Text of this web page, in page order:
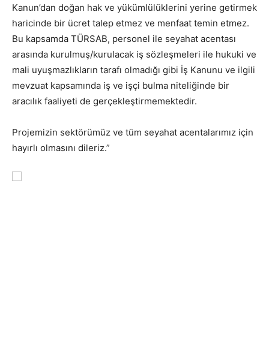
Kanun’dan doğan hak ve yükümlülüklerini yerine getirmek
haricinde bir ücret talep etmez ve menfaat temin etmez.
Bu kapsamda TÜRSAB, personel ile seyahat acentası
arasında kurulmuş/kurulacak iş sözleşmeleri ile hukuki ve
mali uyuşmazlıkların tarafı olmadığı gibi İş Kanunu ve ilgili
mevzuat kapsamında iş ve işçi bulma niteliğinde bir
aracılık faaliyeti de gerçekleştirmemektedir.
Projemizin sektörümüz ve tüm seyahat acentalarımız için
hayırlı olmasını dileriz.”